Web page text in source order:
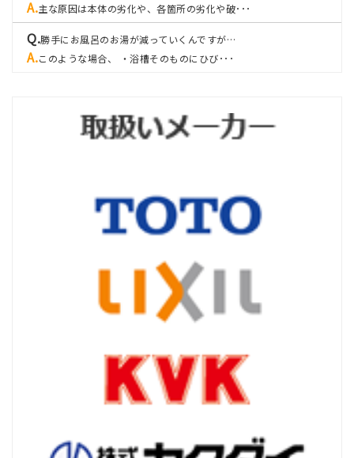
主な原因は本体の劣化や、各箇所の劣化や破･･･
勝手にお風呂のお湯が減っていくんですが…
このような場合、 ・浴槽そのものにひび･･･